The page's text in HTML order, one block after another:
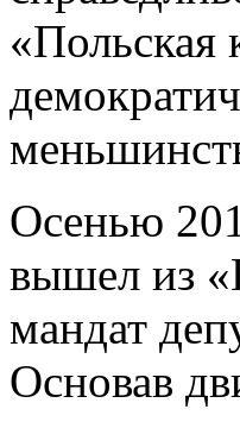
«Польская
Осенью
вышел из
мандат
Основав